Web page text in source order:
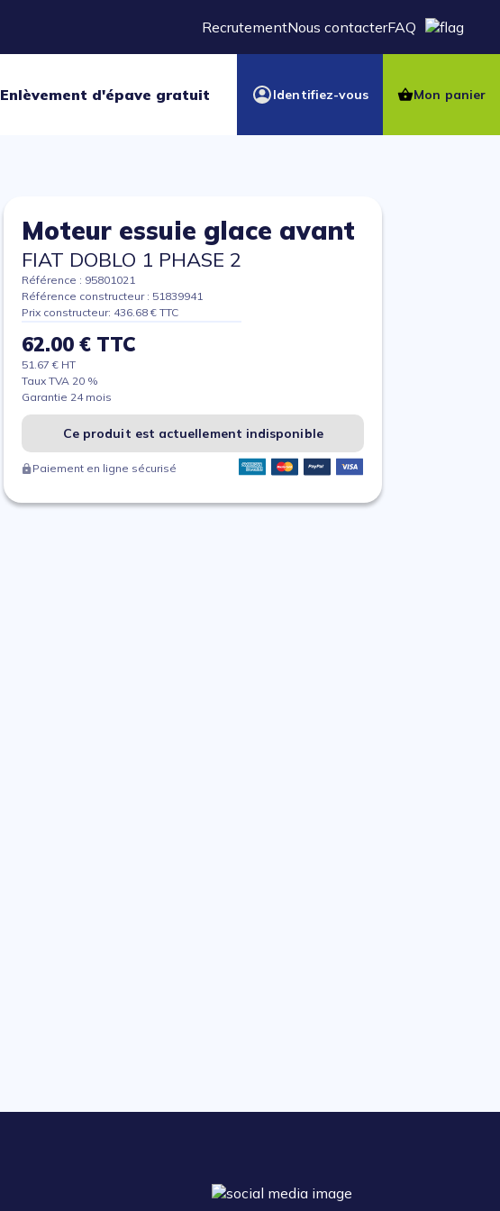
RecrutementNous contacterFAQ
Enlèvement d'épave gratuit Identifiez-vous Mon panier
Moteur essuie glace avant
FIAT DOBLO 1 PHASE 2
Référence : 95801021
Référence constructeur : 51839941
Prix constructeur: 436.68 € TTC
62.00 € TTC
51.67 € HT
Taux TVA 20 %
Garantie 24 mois
Ce produit est actuellement indisponible
Paiement en ligne sécurisé